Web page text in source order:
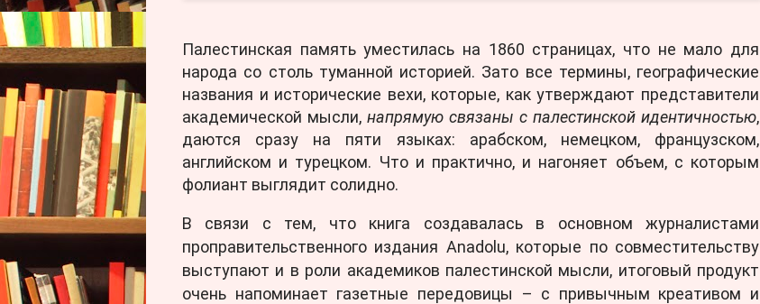
Палестинская память уместилась на 1860 страницах, что не мало для
народа со столь туманной историей. Зато все термины, географические
названия и исторические вехи, которые, как утверждают представители
академической мысли, напрямую связаны с палестинской идентичностью,
даются сразу на пяти языках: арабском, немецком, французском,
английском и турецком. Что и практично, и нагоняет объем, с которым
фолиант выглядит солидно.
В связи с тем, что книга создавалась в основном журналистами
проправительственного издания Anadolu, которые по совместительству
выступают и в роли академиков палестинской мысли, итоговый продукт
очень напоминает газетные передовицы – с привычным креативом и